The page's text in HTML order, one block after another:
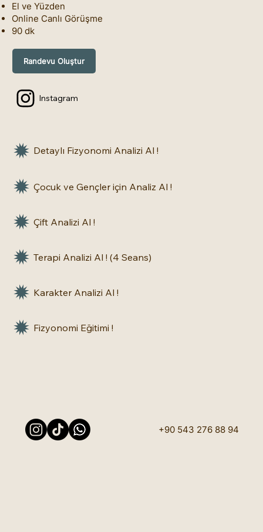
El ve Yüzden
Online Canlı Görüşme
90 dk
Randevu Oluştur
Instagram
Detaylı Fizyonomi Analizi Al !
Karakter Analizi Al !
Çocuk ve Gençler için Analiz Al !
Terapi Analizi Al ! (4 Seans)
Çift Analizi Al !
Fizyonomi Eğitimi !
+90 543 276 88 94